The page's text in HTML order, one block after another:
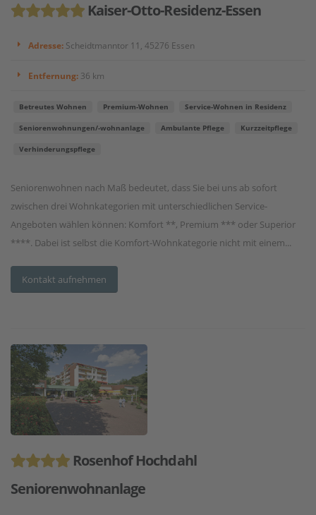
Kaiser-Otto-Residenz-Essen
Adresse: Scheidtmanntor 11, 45276 Essen
Entfernung: 36 km
Betreutes Wohnen Premium-Wohnen Service-Wohnen in Residenz
Seniorenwohnungen/-wohnanlage Ambulante Pflege Kurzzeitpflege
Verhinderungspflege
Seniorenwohnen nach Maß bedeutet, dass Sie bei uns ab sofort
zwischen drei Wohnkategorien mit unterschiedlichen Service-
Angeboten wählen können: Komfort **, Premium *** oder Superior
****. Dabei ist selbst die Komfort-Wohnkategorie nicht mit einem...
Kontakt aufnehmen
Rosenhof Hochdahl
Seniorenwohnanlage